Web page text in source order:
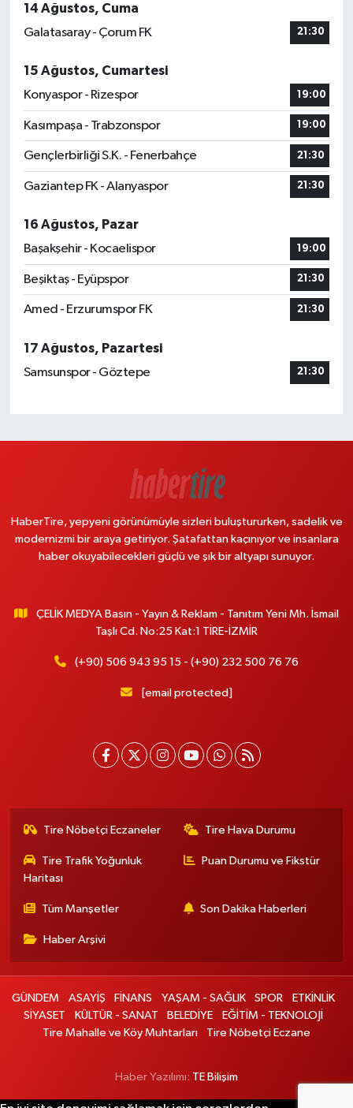
14 Ağustos, Cuma
Galatasaray - Çorum FK
21:30
15 Ağustos, Cumartesi
Konyaspor - Rizespor
19:00
Kasımpaşa - Trabzonspor 19:00
Gençlerbirliği S.K. - Fenerbahçe 21:30
Gaziantep FK - Alanyaspor 21:30
16 Ağustos, Pazar
Başakşehir - Kocaelispor
19:00
Beşiktaş - Eyüpspor 21:30
Amed - Erzurumspor FK 21:30
17 Ağustos, Pazartesi
Samsunspor - Göztepe
21:30
HaberTire, yepyeni görünümüyle sizleri buluştururken, sadelik ve
modernizmi bir araya getiriyor. Şatafattan kaçınıyor ve insanlara
haber okuyabilecekleri güçlü ve şık bir altyapı sunuyor.
ÇELİK MEDYA Basın - Yayın & Reklam - Tanıtım Yeni Mh. İsmail
Taşlı Cd. No:25 Kat:1 TİRE-İZMİR
(+90) 506 943 95 15 - (+90) 232 500 76 76
[email protected]
Tire Nöbetçi Eczaneler Tire Hava Durumu
Tire Trafik Yoğunluk
Haritası
Puan Durumu ve Fikstür
Tüm Manşetler Son Dakika Haberleri
Haber Arşivi
GÜNDEM ASAYİŞ FİNANS YAŞAM - SAĞLIK SPOR
ETKİNLİK
SİYASET
KÜLTÜR - SANAT BELEDİYE
EĞİTİM - TEKNOLOJİ
Tire Mahalle ve Köy Muhtarları
Tire Nöbetçi Eczane
Haber Yazılımı: TE Bilişim